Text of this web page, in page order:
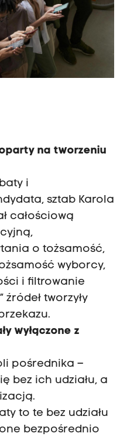
na tworzeniu
i
sztab Karola
całościową
o tożsamość,
wyborcy,
i filtrowanie
źródeł tworzyły
wyłączone z
pośrednika –
bez ich udziału, a
to te bez udziału
bezpośrednio